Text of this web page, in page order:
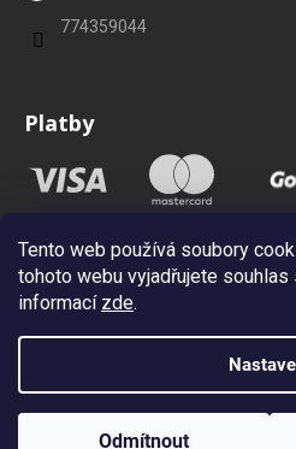
Tento web používá soubory
tohoto webu vyjadřujete souhlas
informací zde.
Odmítnout
774359044
Platby
.